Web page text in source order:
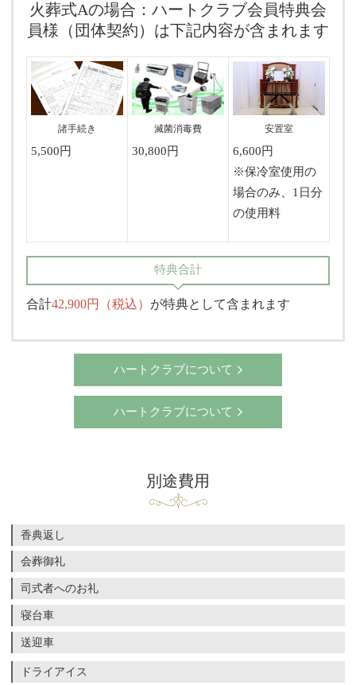
火葬式Aの場合：ハートクラブ会員特典会
員様（団体契約）は下記内容が含まれます
諸手続き
5,500円
滅菌消毒費
30,800円
安置室
6,600円
※保冷室使用の
場合のみ、1日分
の使用料
特典合計
合計42,900円（税込） が特典として含まれます
ハートクラブについて
ハートクラブについて
別途費用
香典返し
会葬御礼
司式者へのお礼
寝台車
送迎車
ドライアイス